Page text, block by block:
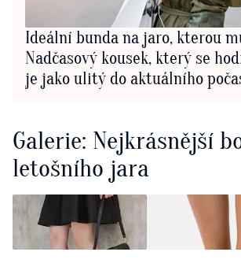
Ideální bunda na jaro, kterou
Nadčasový kousek, který se
je jako ulitý do aktuálního
Galerie: Nejkrásnější
letošního jara